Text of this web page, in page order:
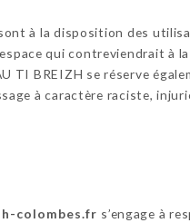
à la disposition des
qui contreviendrait à
TI BREIZH se réserve
à caractère raciste,
colombes.fr s’engage à